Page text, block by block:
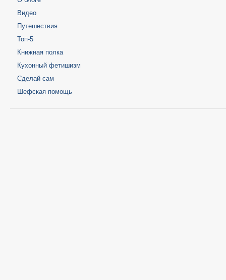
Видео
Путешествия
Топ-5
Книжная полка
Кухонный фетишизм
Сделай сам
Шефская помощь